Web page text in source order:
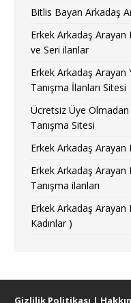
Bitlis Bayan Arkadaş
Erkek Arkadaş Arayan
ve Seri ilanlar
Erkek Arkadaş Arayan
Tanışma İlanları Sitesi
Ücretsiz Üye
Tanışma Sitesi
Erkek Arkadaş Arayan
Erkek Arkadaş
Tanışma ilanları
Erkek Arkadaş
Kadınlar )
Gizlilik Politikası |